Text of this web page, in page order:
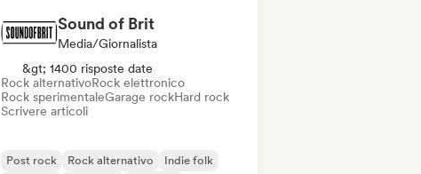
Sound of Brit
Media/Giornalista
&gt; 1400 risposte date
Rock alternativoRock elettronico
Rock sperimentaleGarage rockHard rock
Scrivere articoli
Post rock Rock alternativo
Indie folk